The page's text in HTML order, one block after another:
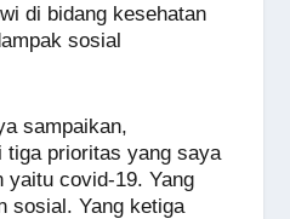
di bidang kesehatan
sosial
sampaikan,
tiga prioritas yang saya
yaitu covid-19. Yang
sosial. Yang ketiga